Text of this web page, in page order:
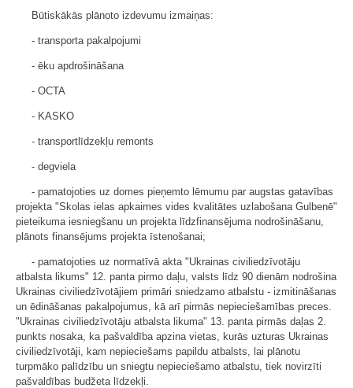
Būtiskākās plānoto izdevumu izmaiņas:
- transporta pakalpojumi
- ēku apdrošināšana
- OCTA
- KASKO
- transportlīdzekļu remonts
- degviela
- pamatojoties uz domes pieņemto lēmumu par augstas gatavības
projekta "Skolas ielas apkaimes vides kvalitātes uzlabošana Gulbenē"
pieteikuma iesniegšanu un projekta līdzfinansējuma nodrošināšanu,
plānots finansējums projekta īstenošanai;
- pamatojoties uz normatīvā akta "Ukrainas civiliedzīvotāju
atbalsta likums" 12. panta pirmo daļu, valsts līdz 90 dienām nodrošina
Ukrainas civiliedzīvotājiem primāri sniedzamo atbalstu - izmitināšanas
un ēdināšanas pakalpojumus, kā arī pirmās nepieciešamības preces.
"Ukrainas civiliedzīvotāju atbalsta likuma" 13. panta pirmās daļas 2.
punkts nosaka, ka pašvaldība apzina vietas, kurās uzturas Ukrainas
civiliedzīvotāji, kam nepieciešams papildu atbalsts, lai plānotu
turpmāko palīdzību un sniegtu nepieciešamo atbalstu, tiek novirzīti
pašvaldības budžeta līdzekļi.